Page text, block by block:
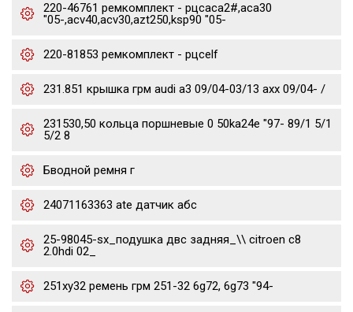
220-46761 ремкомплект - рцсaca2#,aca30
"05-,acv40,acv30,azt250,ksp90 "05-
220-81853 ремкомплект - рцсelf
231.851 крышка грм audi a3 09/04-03/13 axx 09/04- /
231530,50 кольца поршневые 0 50ka24e "97- 89/1 5/1
5/2 8
Бводной ремня г
24071163363 ate датчик абс
25-98045-sx_подушка двс задняя_\\ citroen c8
2.0hdi 02_
251xy32 ремень грм 251-32 6g72, 6g73 "94-